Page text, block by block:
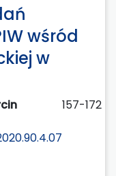
wśród
w
157-172